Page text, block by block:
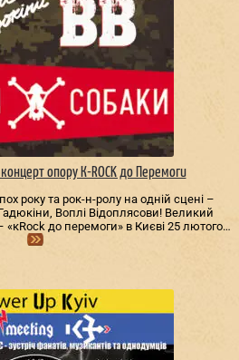
опору К-ROCK до Перемоги
року та рок-н-ролу на одній сцені –
Воплі Відоплясови! Великий
«кRock до перемоги» в Києві 25 лютого…